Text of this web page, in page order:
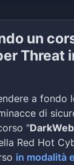
un
Threat
a fondo
di
"
Red Hot
in modalità